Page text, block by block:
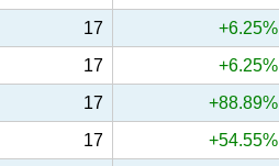
17 +6.25%
17 +6.25%
17 +88.89%
17 +54.55%